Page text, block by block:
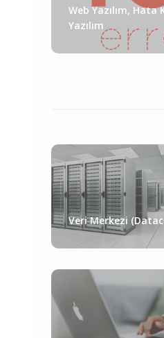
Web Yazılım, Hata
Yazılım
Veri Merkezi